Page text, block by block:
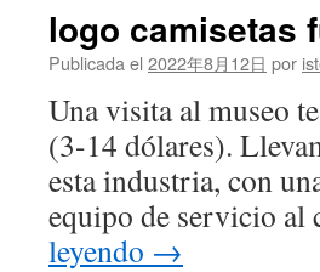
logo camisetas
Publicada el 2022年8月12日 por
Una visita al museo
(3-14 dólares).
esta industria, con
equipo de servicio
leyendo →